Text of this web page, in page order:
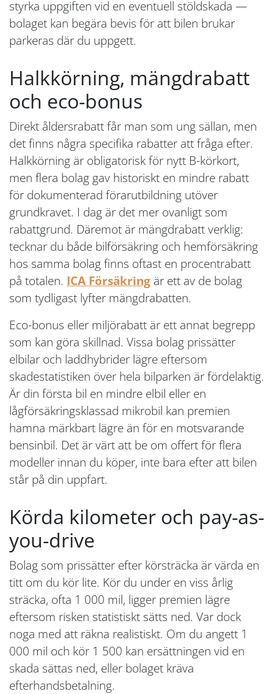
styrka uppgiften vid en eventuell stöldskada —
bolaget kan begära bevis för att bilen brukar
parkeras där du uppgett.
Halkkörning, mängdrabatt
och eco-bonus
Direkt åldersrabatt får man som ung sällan, men
det finns några specifika rabatter att fråga efter.
Halkkörning är obligatorisk för nytt B-körkort,
men flera bolag gav historiskt en mindre rabatt
för dokumenterad förarutbildning utöver
grundkravet. I dag är det mer ovanligt som
rabattgrund. Däremot är mängdrabatt verklig:
tecknar du både bilförsäkring och hemförsäkring
hos samma bolag finns oftast en procentrabatt
på totalen. ICA Försäkring är ett av de bolag
som tydligast lyfter mängdrabatten.
Eco-bonus eller miljörabatt är ett annat begrepp
som kan göra skillnad. Vissa bolag prissätter
elbilar och laddhybrider lägre eftersom
skadestatistiken över hela bilparken är fördelaktig.
Är din första bil en mindre elbil eller en
lågförsäkringsklassad mikrobil kan premien
hamna märkbart lägre än för en motsvarande
bensinbil. Det är värt att be om offert för flera
modeller innan du köper, inte bara efter att bilen
står på din uppfart.
Körda kilometer och pay-as-
you-drive
Bolag som prissätter efter körsträcka är värda en
titt om du kör lite. Kör du under en viss årlig
sträcka, ofta 1 000 mil, ligger premien lägre
eftersom risken statistiskt sätts ned. Var dock
noga med att räkna realistiskt. Om du angett 1
000 mil och kör 1 500 kan ersättningen vid en
skada sättas ned, eller bolaget kräva
efterhandsbetalning.